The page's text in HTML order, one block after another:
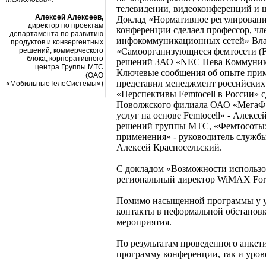
Алексей Алексеев,
директор по проектам
департамента по развитию
продуктов и конвергентных
решений, коммерческого
блока, корпоративного
центра Группы МТС
(ОАО
«МобильныеТелеСистемы»)
телевидении, видеоконференций и
Доклад «Нормативное
конференции сделаел профессор,
инфокоммуникационных сетей»
«Самоорганизующиеся фемтосети
решений ЗАО «NEC Нева
Ключевые сообщения об опыте
представил менеджмент
«Перспективы Femtocell в России»
Поволжского филиала ОАО
услуг на основе Femtocell» -
решений группы МТС,
применения» - руководитель
Алексей Красносельский.
С докладом «Возможности
региональный директор WiMAX
Помимо насыщенной программы у
контакты в неформальной
мероприятия.
По результатам проведенного
программу конференции, так и